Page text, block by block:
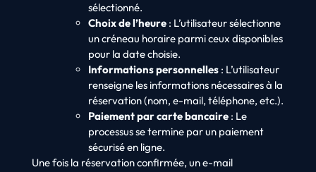
sélectionné.
Choix de l’heure: L’utilisateur sélectionne
un créneau horaire parmi ceux disponibles
pour la date choisie.
Informations personnelles: L’utilisateur
renseigne les informations nécessaires à la
réservation (nom, e-mail, téléphone, etc.).
Paiement par carte bancaire: Le
processus se termine par un paiement
sécurisé en ligne.
Une fois la réservation confirmée, un e-mail